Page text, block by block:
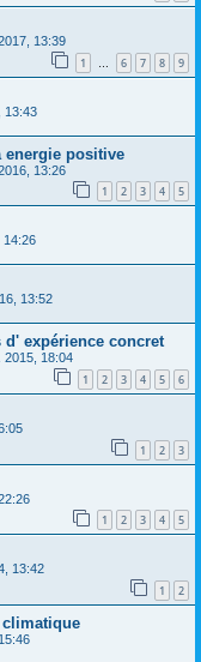
13:39
1 … 6 7 8 9
13:43
energie positive
13:26
1 2 3 4 5
14:26
13:52
expérience concret
2015, 18:04
1 2 3 4 5 6
1 2 3
1 2 3 4 5
13:42
1 2
climatique